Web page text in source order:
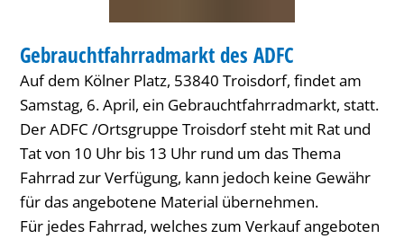
Gebrauchtfahrradmarkt des ADFC
Auf dem Kölner Platz, 53840 Troisdorf, findet am
Samstag, 6. April, ein Gebrauchtfahrradmarkt, statt.
Der ADFC /Ortsgruppe Troisdorf steht mit Rat und
Tat von 10 Uhr bis 13 Uhr rund um das Thema
Fahrrad zur Verfügung, kann jedoch keine Gewähr
für das angebotene Material übernehmen.
Für jedes Fahrrad, welches zum Verkauf angeboten